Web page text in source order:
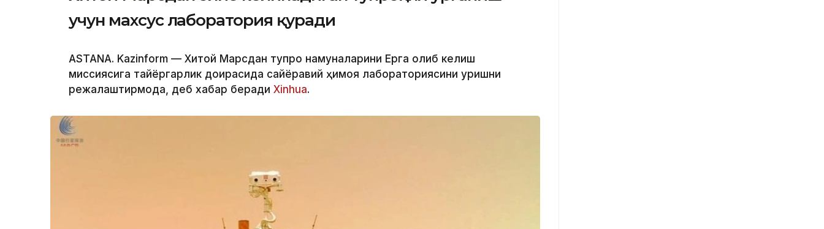
учун махсус лаборатория қуради
ASTANA. Kazinform — Хитой Марсдан тупроқ намуналарини Ерга олиб келиш
миссиясига тайёргарлик доирасида сайёравий ҳимоя лабораториясини қуришни
режалаштирмоқда, деб хабар беради Xinhua.